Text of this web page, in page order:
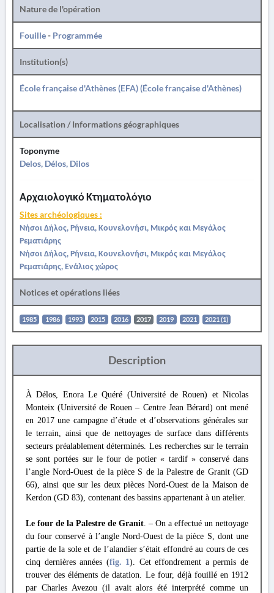
Nature de l'opération
Fouille- Programmée
Institution(s)
École française d'Athènes (EFA) (École française d'Athènes)
Localisation / Informations géographiques
Toponyme
Delos, Délos, Dilos
Αρχαιολογικό Κτηματολόγιο
Sites archéologiques :
Νήσοι Δήλος, Ρήνεια, Κουνελονήσι, Μικρός και Μεγάλος
Ρεματιάρης
Νήσοι Δήλος, Ρήνεια, Κουνελονήσι, Μικρός και Μεγάλος
Ρεματιάρης, Ενάλιος χώρος
Notices et opérations liées
1985 1986 1993 2015 2016 2017 2019 2021 2021 (1)
Description
À Délos, Enora Le Quéré (Université de Rouen) et Nicolas
Monteix (Université de Rouen – Centre Jean Bérard) ont mené
en 2017 une campagne d’étude et d’observations générales sur
le terrain, ainsi que de nettoyages de surface dans différents
secteurs préalablement déterminés. Les recherches sur le terrain
se sont portées sur le four de potier « tardif » conservé dans
l’angle Nord-Ouest de la pièce S de la Palestre de Granit (GD
66), ainsi que sur les deux pièces Nord-Ouest de la Maison de
Kerdon (GD 83), contenant des bassins appartenant à un atelier.
Le four de la Palestre de Granit. – On a effectué un nettoyage
du four conservé à l’angle Nord-Ouest de la pièce S, dont une
partie de la sole et de l’alandier s’était effondré au cours de ces
cinq dernières années (fig. 1). Cet effondrement a permis de
trouver des éléments de datation. Le four, déjà fouillé en 1912
par Charles Avezou (il avait alors été interprété comme un